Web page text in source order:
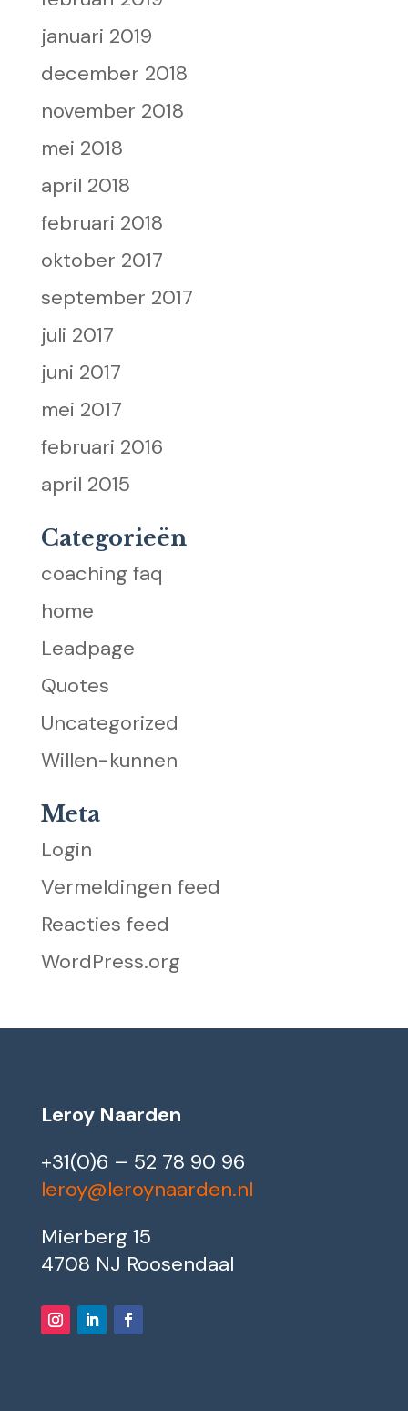
januari 2019
december 2018
november 2018
mei 2018
april 2018
februari 2018
oktober 2017
september 2017
juli 2017
juni 2017
mei 2017
februari 2016
april 2015
Categorieën
coaching faq
home
Leadpage
Quotes
Uncategorized
Willen-kunnen
Meta
Login
Vermeldingen feed
Reacties feed
WordPress.org
Leroy Naarden
+31(0)6 – 52 78 90 96
leroy@leroynaarden.nl
Mierberg 15
4708 NJ Roosendaal